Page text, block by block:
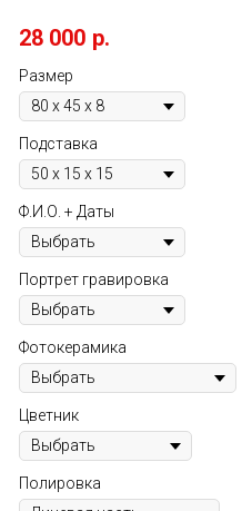
28 000 р.
Размер
Подставка
Ф.И.О. + Даты
Портрет гравировка
Фотокерамика
Цветник
Полировка